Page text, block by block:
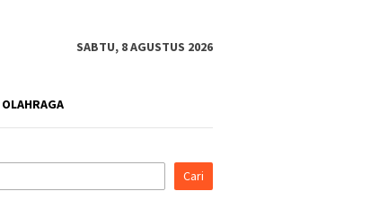
SABTU, 8 AGUSTUS 2026
OLAHRAGA
Cari